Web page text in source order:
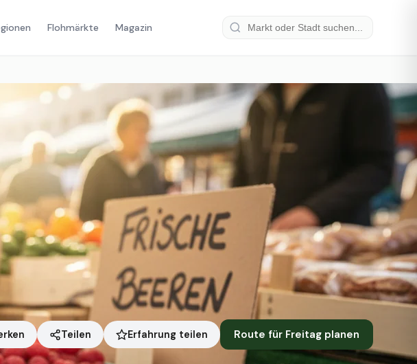
Flohmärkte Magazin
Teilen Erfahrung teilen Route für Freitag planen